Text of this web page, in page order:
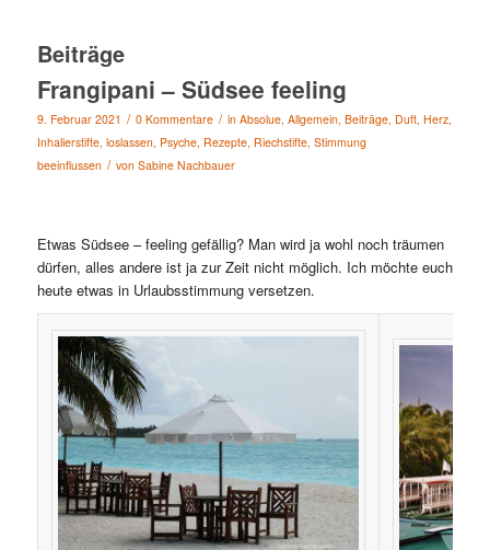
Beiträge
Frangipani – Südsee feeling
9. Februar 2021 / 0 Kommentare / in Absolue, Allgemein, Beiträge, Duft, Herz,
Inhalierstifte, loslassen, Psyche, Rezepte, Riechstifte, Stimmung
beeinflussen / von Sabine Nachbauer
Etwas Südsee – feeling gefällig? Man wird ja wohl noch träumen
dürfen, alles andere ist ja zur Zeit nicht möglich. Ich möchte euch
heute etwas in Urlaubsstimmung versetzen.